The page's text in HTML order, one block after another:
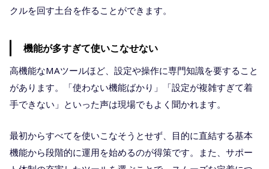
クルを回す土台を作ることができます。
機能が多すぎて使いこなせない
高機能なMAツールほど、設定や操作に専門知識を要すること
があります。「使わない機能ばかり」「設定が複雑すぎて着
手できない」といった声は現場でもよく聞かれます。
最初からすべてを使いこなそうとせず、目的に直結する基本
機能から段階的に運用を始めるのが得策です。また、サポー